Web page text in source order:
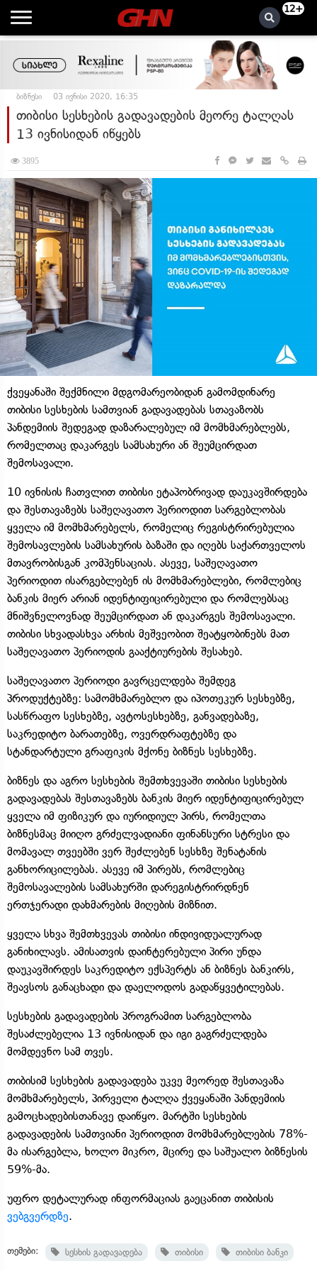
12+
ბიზნესი 03 ივნისი 2020, 16:35
თიბისი სესხების გადავადების მეორე ტალღას
13 ივნისიდან იწყებს
3895
ქვეყანაში შექმნილი მდგომარეობიდან გამომდინარე
თიბისი სესხების სამთვიან გადავადებას სთავაზობს
პანდემიის შედეგად დაზარალებულ იმ მომხმარებლებს,
რომელთაც დაკარგეს სამსახური ან შეუმცირდათ
შემოსავალი.
10 ივნისის ჩათვლით თიბისი ეტაპობრივად დაუკავშირდება
და შესთავაზებს საშეღავათო პერიოდით სარგებლობას
ყველა იმ მომხმარებელს, რომელიც რეგისტრირებულია
შემოსავლების სამსახურის ბაზაში და იღებს საქართველოს
მთავრობისგან კომპენსაციას. ასევე, საშეღავათო
პერიოდით ისარგებლებენ ის მომხმარებლები, რომლებიც
ბანკის მიერ არიან იდენტიფიცირებული და რომლებსაც
მნიშვნელოვნად შეუმცირდათ ან დაკარგეს შემოსავალი.
თიბისი სხვადასხვა არხის მეშვეობით შეატყობინებს მათ
საშეღავათო პერიოდის გააქტიურების შესახებ.
საშეღავათო პერიოდი გავრცელდება შემდეგ
პროდუქტებზე: სამომხმარებლო და იპოთეკურ სესხებზე,
სასწრაფო სესხებზე, ავტოსესხებზე, განვადებაზე,
საკრედიტო ბარათებზე, ოვერდრაფტებზე და
სტანდარტული გრაფიკის მქონე ბიზნეს სესხებზე.
ბიზნეს და აგრო სესხების შემთხვევაში თიბისი სესხების
გადავადებას შესთავაზებს ბანკის მიერ იდენტიფიცირებულ
ყველა იმ ფიზიკურ და იურიდიულ პირს, რომელთა
ბიზნესმაც მიიღო გრძელვადიანი ფინანსური სტრესი და
მომავალ თვეებში ვერ შეძლებენ სესხზე შენატანის
განხორიცილებას. ასევე იმ პირებს, რომლებიც
შემოსავალების სამსახურში დარეგისტრირდნენ
ერთჯერადი დახმარების მიღების მიზნით.
ყველა სხვა შემთხვევას თიბისი ინდივიდუალურად
განიხილავს. ამისათვის დაინტერებული პირი უნდა
დაუკავშირდეს საკრედიტო ექსპერტს ან ბიზნეს ბანკირს,
შეავსოს განაცხადი და დაელოდოს გადაწყვეტილებას.
სესხების გადავადების პროგრამით სარგებლობა
შესაძლებელია 13 ივნისიდან და იგი გაგრძელდება
მომდევნო სამ თვეს.
თიბისიმ სესხების გადავადება უკვე მეორედ შესთავაზა
მომხმარებელს, პირველი ტალღა ქვეყანაში პანდემიის
გამოცხადებისთანავე დაიწყო. მარტში სესხების
გადავადების სამთვიანი პერიოდით მომხმარებლების 78%-
მა ისარგებლა, ხოლო მიკრო, მცირე და საშუალო ბიზნესის
59%-მა.
უფრო დეტალურად ინფორმაციას გაეცანით თიბისის
ვებგვერდზე.
თემები: სესხის გადავადება თიბისი თიბისი ბანკი